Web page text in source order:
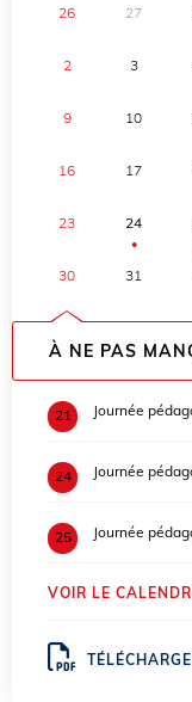
26 27
2 3
9 10
16 17
23 24
●
30 31
À NE PAS
21 Journée
24 Journée
25 Journée
VOIR LE